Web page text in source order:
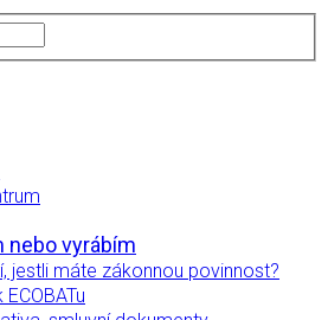
nebo vyrábím
jestli máte zákonnou povinnost?